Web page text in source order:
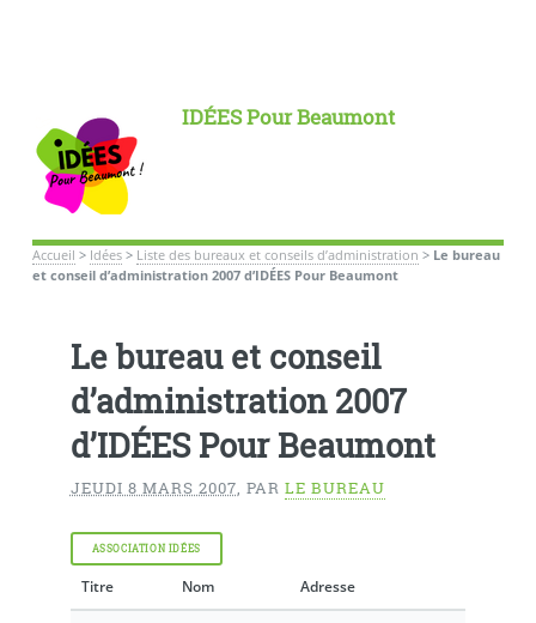
IDÉES Pour Beaumont
Accueil > Idées> Liste des bureaux et conseils d’administration > Le bureau
et conseil d’administration 2007 d’IDÉES Pour Beaumont
Le bureau et conseil
d’administration 2007
d’IDÉES Pour Beaumont
JEUDI 8 MARS 2007, PAR LE BUREAU
ASSOCIATION IDÉES
Titre Nom Adresse